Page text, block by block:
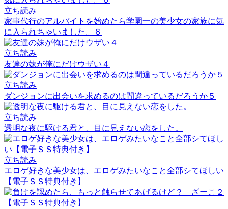
立ち読み
家事代行のアルバイトを始めたら学園一の美少女の家族に気
に入られちゃいました。６
立ち読み
友達の妹が俺にだけウザい４
立ち読み
ダンジョンに出会いを求めるのは間違っているだろうか５
立ち読み
透明な夜に駆ける君と、目に見えない恋をした。
立ち読み
エロゲ好きな美少女は、エロゲみたいなこと全部シてほしい
【電子ＳＳ特典付き】